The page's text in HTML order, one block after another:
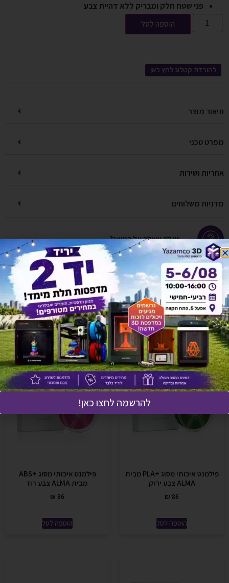
פני שטח חלק ומבריק ללא דהיית צבע
הוספה לסל
להורדת קטלוג לחץ כאן
תיאור מוצר
מפרט טכני
אחריות ושירות
מדניות משלוחים
יש לך שאלה על המוצר?
לחץ כאן ונציגנו יחזרו אליך בהקדם!
אולי יעניין אותך גם
פילמנט איכותי מסוג +PLA מבית
ALMA צבע ירוק
₪ 86
הוספה לסל
פילמנט איכותי מסוג +ABS
מבית ALMA צבע רוז
₪ 86
הוספה לסל
להרשמה לחצו כאן!